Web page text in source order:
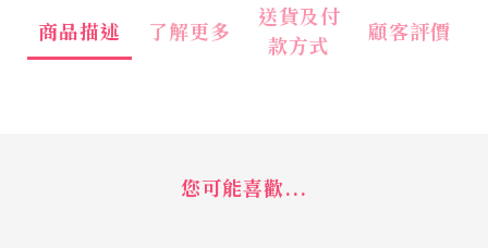
商品描述 了解更多
送貨及付
款方式
顧客評價
您可能喜歡...